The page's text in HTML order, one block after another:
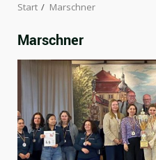
Start Marschner
Marschner